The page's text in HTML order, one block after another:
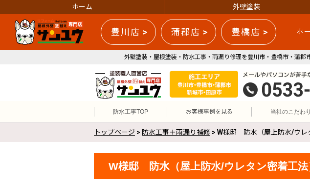
ホーム 外壁塗装
豊川店 > 蒲郡店 > 豊橋店 > ホ
外壁塗装・屋根塗装・防水工事・雨漏り修理を豊川市・豊橋市・蒲
リフォーム・リノベ・外
施工エリア 豊川市・豊
防水工事TOP お客様事例を見る 当社のこだわり
トップページ > 防水工事＋雨漏り補修 > W様邸 防水（屋上防水/ウレ
W様邸 防水（屋上防水/ウレタン密着工法